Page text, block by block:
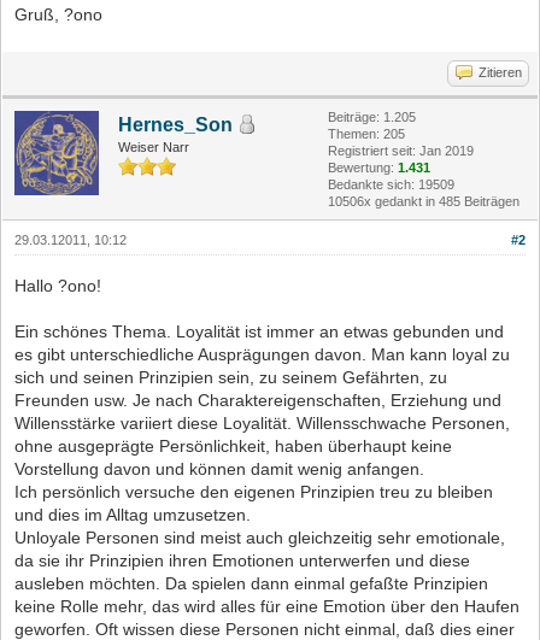
Gruß, ?ono
Zitieren
Hernes_Son
Weiser Narr
Beiträge: 1.205
Themen: 205
Registriert seit: Jan 2019
Bewertung: 1.431
Bedankte sich: 19509
10506x gedankt in 485 Beiträgen
#2
29.03.12011, 10:12
Hallo ?ono!
Ein schönes Thema. Loyalität ist immer an etwas gebunden und
es gibt unterschiedliche Ausprägungen davon. Man kann loyal zu
sich und seinen Prinzipien sein, zu seinem Gefährten, zu
Freunden usw. Je nach Charaktereigenschaften, Erziehung und
Willensstärke variiert diese Loyalität. Willensschwache Personen,
ohne ausgeprägte Persönlichkeit, haben überhaupt keine
Vorstellung davon und können damit wenig anfangen.
Ich persönlich versuche den eigenen Prinzipien treu zu bleiben
und dies im Alltag umzusetzen.
Unloyale Personen sind meist auch gleichzeitig sehr emotionale,
da sie ihr Prinzipien ihren Emotionen unterwerfen und diese
ausleben möchten. Da spielen dann einmal gefaßte Prinzipien
keine Rolle mehr, das wird alles für eine Emotion über den Haufen
geworfen. Oft wissen diese Personen nicht einmal, daß dies einer